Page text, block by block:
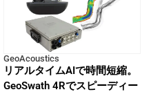
GeoAcoustics
リアルタイムAIで時間短縮。
GeoSwath 4Rでスピーディー